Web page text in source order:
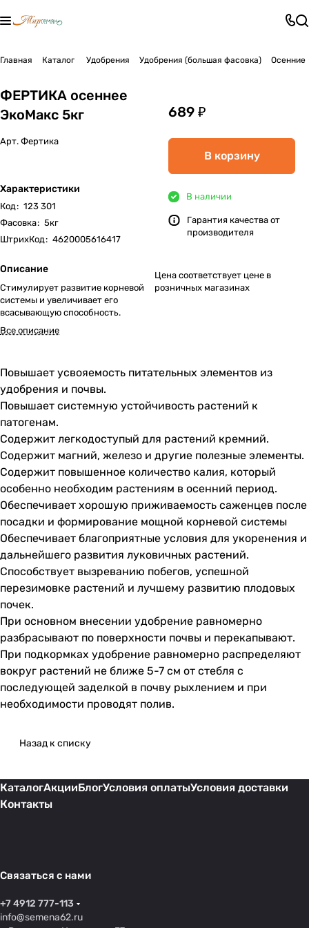
Главная Каталог Удобрения Удобрения (большая фасовка) Осенние
ФЕРТИКА осеннее
ЭкоМакс 5кг
Арт. Фертика
Характеристики
Код: 123 301
Фасовка: 5кг
ШтрихКод: 4620005616417
Описание
Стимулирует развитие корневой
системы и увеличивает его
всасывающую способность.
Все описание
689 ₽
В корзину
В наличии
Гарантия качества от
производителя
Цена соответствует цене в
розничных магазинах
Повышает усвояемость питательных элементов из
удобрения и почвы.
Повышает системную устойчивость растений к
патогенам.
Содержит легкодоступый для растений кремний.
Содержит магний, железо и другие полезные элементы.
Содержит повышенное количество калия, который
особенно необходим растениям в осенний период.
Обеспечивает хорошую приживаемость саженцев после
посадки и формирование мощной корневой системы
Обеспечивает благоприятные условия для укоренения и
дальнейшего развития луковичных растений.
Способствует вызреванию побегов, успешной
перезимовке растений и лучшему развитию плодовых
почек.
При основном внесении удобрение равномерно
разбрасывают по поверхности почвы и перекапывают.
При подкормках удобрение равномерно распределяют
вокруг растений не ближе 5-7 см от стебля с
последующей заделкой в почву рыхлением и при
необходимости проводят полив.
Назад к списку
КаталогАкцииБлогУсловия оплатыУсловия доставки
Контакты
Связаться с нами
+7 4912 777-113
info@semena62.ru